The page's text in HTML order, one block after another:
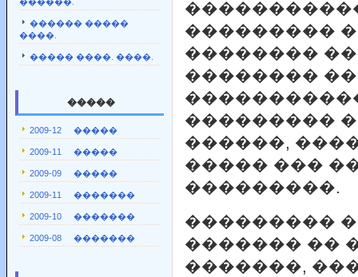
������ �����
����.
����� ����. ����.
�����
2009-12 �����
2009-11 �����
2009-09 �����
2009-11 �������
2009-10 �������
2009-08 �������
���������
��������
��������
���������
������,
����� ���
���������.
���������
������� ��
�������,